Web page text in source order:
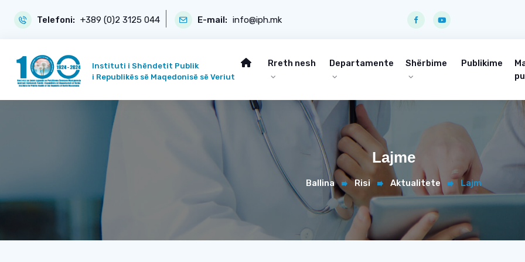
Telefoni: +389 (0)2 3125 044 E-mail: info@iph.mk
Instituti i Shëndetit Publik
i Republikës së Maqedonisë së Veriut
Rreth nesh Departamente Shërbime Publikime
Lajme
Ballina Risi Aktualitete Lajm